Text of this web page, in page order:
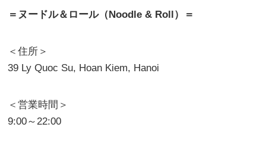
＝ヌードル＆ロール（Noodle & Roll）＝
＜住所＞
39 Ly Quoc Su, Hoan Kiem, Hanoi
＜営業時間＞
9:00～22:00